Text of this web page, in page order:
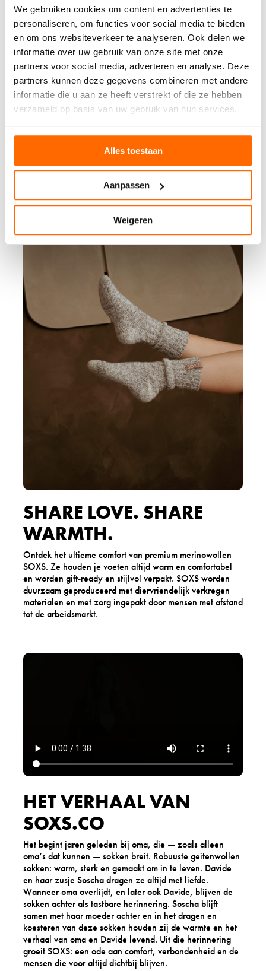
We gebruiken cookies om content en advertenties te
personaliseren, om functies voor social media te bieden
en om ons websiteverkeer te analyseren. Ook delen we
informatie over uw gebruik van onze site met onze
partners voor social media, adverteren en analyse. Deze
partners kunnen deze gegevens combineren met andere
informatie die u aan ze heeft verstrekt of die ze hebben
verzameld op basis van uw gebruik van hun services.
Alles toestaan
Aanpassen
Weigeren
SHARE LOVE. SHARE
WARMTH.
Ontdek het ultieme comfort van premium merinowollen
SOXS. Ze houden je voeten altijd warm en comfortabel
en worden gift-ready en stijlvol verpakt. SOXS worden
duurzaam geproduceerd met diervriendelijk verkregen
materialen en met zorg ingepakt door mensen met afstand
tot de arbeidsmarkt.
HET VERHAAL VAN
SOXS.CO
Het begint jaren geleden bij oma, die — zoals alleen
oma’s dat kunnen — sokken breit. Robuuste geitenwollen
sokken: warm, sterk en gemaakt om in te leven. Davide
en haar zusje Soscha dragen ze altijd met liefde.
Wanneer oma overlijdt, en later ook Davide, blijven de
sokken achter als tastbare herinnering. Soscha blijft
samen met haar moeder achter en in het dragen en
koesteren van deze sokken houden zij de warmte en het
verhaal van oma en Davide levend. Uit die herinnering
groeit SOXS: een ode aan comfort, verbondenheid en de
mensen die voor altijd dichtbij blijven.